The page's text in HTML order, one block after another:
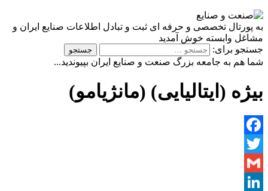
به پورتال تخصصی و حرفه ای ثبت و تبادل اطلاعات صنایع ایران و
مشاغل وابسته خوش آمدید
جستجو برای:
شما هم به جامعه بزرگ صنعت و صنایع ایران بپیوندید...
بیژه (ایتالیایی) (مانژیامو)
Facebook
Twitter
Gmail